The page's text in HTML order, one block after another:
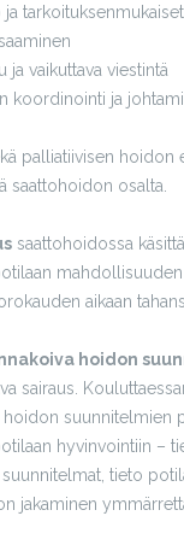
ja
ja vaikuttava viestintä
koordinointi ja
palliatiivisen
saattohoidon osalta.
saattohoidossa
aikaan
hoidon
sairaus.
suunnitelmien
hyvinvointiin –
tieto
jakaminen